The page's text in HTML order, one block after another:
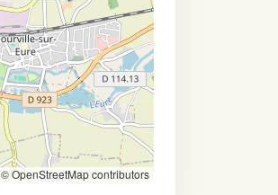
© OpenStreetMap contributors